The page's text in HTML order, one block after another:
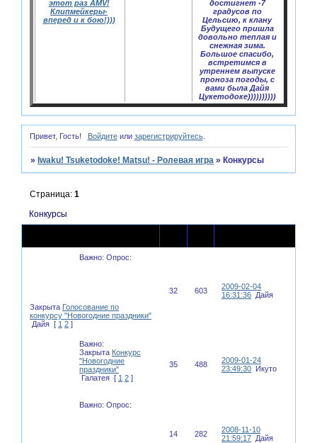
этот раз AMV!
Клипмейкеры-
вперед и к бою!)))
достигнет -7
градусов по
Цельсию, к клану
Будущего пришла
довольно теплая и
снежная зима.
Большое спасибо,
встретимся в
утреннем выпуске
проноза погоды, с
вами была Дайя
Цукетодоке))))))))))
Привет, Гость! Войдитеили зарегистрируйтесь.
» Iwaku! Tsuketodoke! Matsu! - Ролевая игра » Конкурсы
Конкурсы
Страница:1
Ответов Просмотров
Важно: Опрос:
Закрыта Голосование по
конкурсу "Новогодние праздники"
Дайя [ 1 2 ]
32 603
2009-02-04
16:31:36 Дайя
Важно:
Закрыта Конкурс
"Новогодние
праздники"
Галатея [ 1 2 ]
35 488
2009-01-24
23:49:30 Икуто
Важно: Опрос:
14 282
2008-11-10
21:59:17 Дайя